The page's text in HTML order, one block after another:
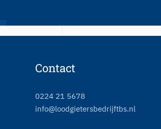
Contact
0224 21 5678
info@loodgietersbedrijftbs.nl